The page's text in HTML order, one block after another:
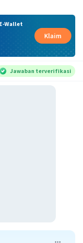
Wallet
Klaim
Jawaban terverifikasi